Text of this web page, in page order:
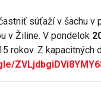
súťaží v šachu v
v Žiline. V pondelok
rokov. Z kapacitných